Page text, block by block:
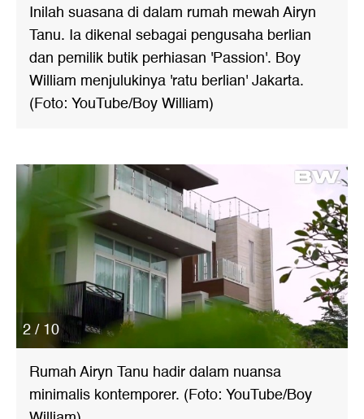
Inilah suasana di dalam rumah mewah Airyn
Tanu. Ia dikenal sebagai pengusaha berlian
dan pemilik butik perhiasan 'Passion'. Boy
William menjulukinya 'ratu berlian' Jakarta.
(Foto: YouTube/Boy William)
2 / 10
Rumah Airyn Tanu hadir dalam nuansa
minimalis kontemporer. (Foto: YouTube/Boy